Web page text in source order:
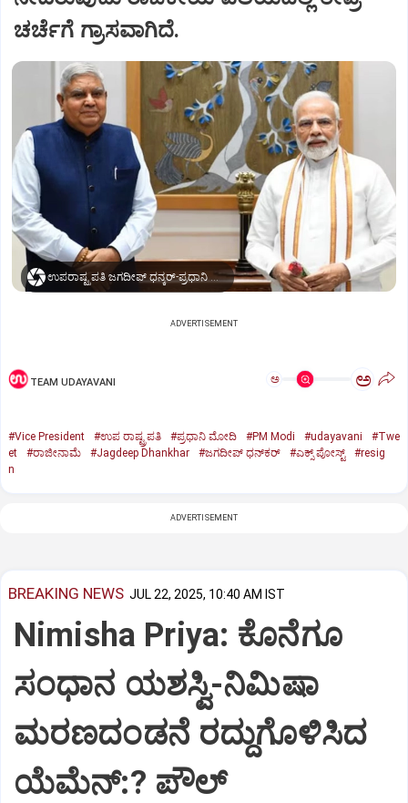
ಚರ್ಚೆಗೆ ಗ್ರಾಸವಾಗಿದೆ.
ಉಪರಾಷ್ಟ್ರಪತಿ ಜಗದೀಪ್‌ ಧನ್ಕರ್-ಪ್ರಧಾನಿ ಮೋದಿ
ADVERTISEMENT
TEAM UDAYAVANI ಅ ಅ
#Vice President #ಉಪ ರಾಷ್ಟ್ರಪತಿ #ಪ್ರಧಾನಿ ಮೋದಿ #PM Modi #udayavani
#Twe
et
#ರಾಜೀನಾಮೆ #Jagdeep Dhankhar #ಜಗದೀಪ್‌ ಧನ್‌ಕರ್‌ #ಎಕ್ಸ್‌ ಪೋಸ್ಟ್
#resig
n
ADVERTISEMENT
BREAKING NEWS JUL 22, 2025, 10:40 AM IST
Nimisha Priya: ಕೊನೆಗೂ
ಸಂಧಾನ ಯಶಸ್ವಿ-ನಿಮಿಷಾ
ಮರಣದಂಡನೆ ರದ್ದುಗೊಳಿಸಿದ
ಯೆಮೆನ್:? ಪೌಲ್